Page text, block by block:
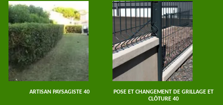
ARTISAN PAYSAGISTE 40
POSE ET CHANGEMENT DE GRILLAGE ET
CLÔTURE 40